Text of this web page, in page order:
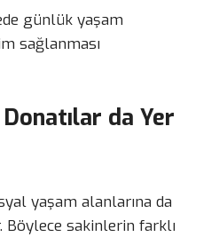
günlük yaşam
sağlanması
da Yer
yaşam alanlarına da
sakinlerin farklı